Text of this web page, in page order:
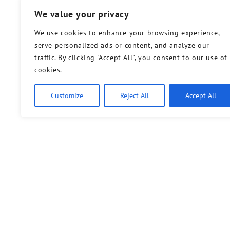
We value your privacy
We use cookies to enhance your browsing experience,
serve personalized ads or content, and analyze our
traffic. By clicking "Accept All", you consent to our use of
cookies.
Customize Reject All Accept All